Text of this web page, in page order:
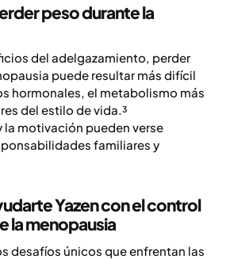
peso durante la
del adelgazamiento, perder
puede resultar más difícil
hormonales, el metabolismo más
del estilo de vida.³
la motivación pueden verse
familiares y
Yazen con el control
la menopausia
desafíos únicos que enfrentan las